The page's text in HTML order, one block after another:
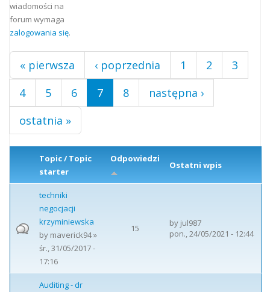
wiadomości na
forum wymaga
zalogowania się.
« pierwsza ‹ poprzednia 1 2
3
4
5 6 7 8
następna ›
ostatnia »
Topic / Topic
starter
Odpowiedzi
Ostatni wpis
techniki
negocjacji
krzyminiewska
by maverick94»
śr., 31/05/2017 -
17:16
15 by jul987
pon., 24/05/2021 - 12:44
Auditing - dr